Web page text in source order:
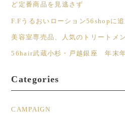
ど定番商品を見逃さず
F.Fうるおいローション56shopに
美容室専売品、人気のトリートメ
56hair武蔵小杉・戸越銀座 年末
Categories
CAMPAIGN